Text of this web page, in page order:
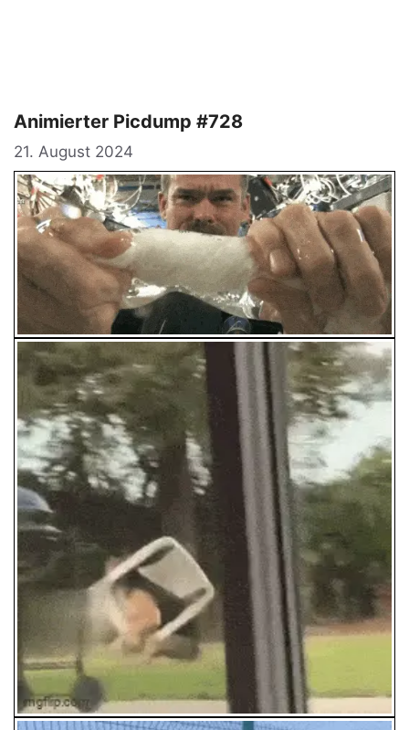
Animierter Picdump #728
21. August 2024